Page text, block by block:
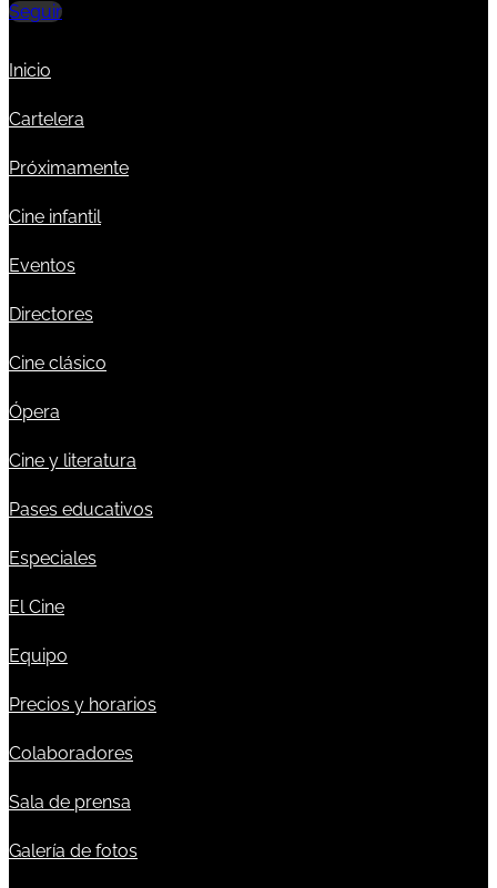
Seguir
Inicio
Cartelera
Próximamente
Cine infantil
Eventos
Directores
Cine clásico
Ópera
Cine y literatura
Pases educativos
Especiales
El Cine
Equipo
Precios y horarios
Colaboradores
Sala de prensa
Galería de fotos